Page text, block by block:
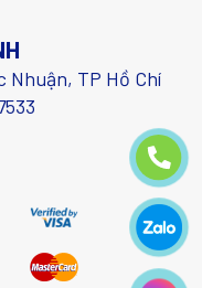
Nhuận, TP Hồ Chí